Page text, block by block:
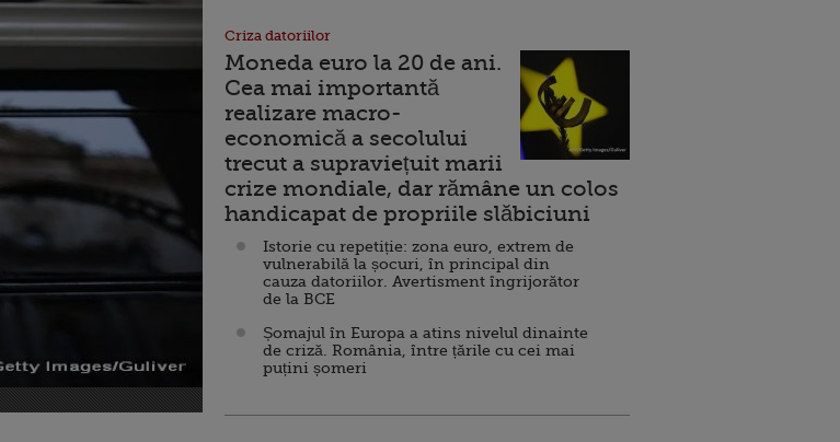
Criza datoriilor
Moneda euro la 20 de ani.
Cea mai importantă
realizare macro-
economică a secolului
trecut a supraviețuit marii
crize mondiale, dar rămâne un colos
handicapat de propriile slăbiciuni
Istorie cu repetiție: zona euro, extrem de
vulnerabilă la șocuri, în principal din
cauza datoriilor. Avertisment îngrijorător
de la BCE
Șomajul în Europa a atins nivelul dinainte
de criză. România, între țările cu cei mai
puțini șomeri